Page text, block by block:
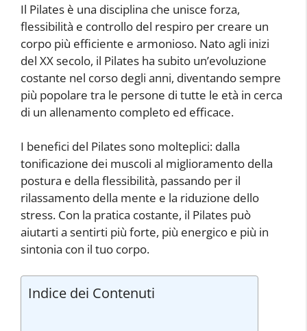
Il Pilates è una disciplina che unisce forza,
flessibilità e controllo del respiro per creare un
corpo più efficiente e armonioso. Nato agli inizi
del XX secolo, il Pilates ha subito un’evoluzione
costante nel corso degli anni, diventando sempre
più popolare tra le persone di tutte le età in cerca
di un allenamento completo ed efficace.
I benefici del Pilates sono molteplici: dalla
tonificazione dei muscoli al miglioramento della
postura e della flessibilità, passando per il
rilassamento della mente e la riduzione dello
stress. Con la pratica costante, il Pilates può
aiutarti a sentirti più forte, più energico e più in
sintonia con il tuo corpo.
Indice dei Contenuti